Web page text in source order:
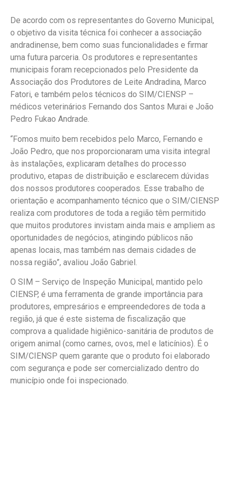
De acordo com os representantes do Governo Municipal,
o objetivo da visita técnica foi conhecer a associação
andradinense, bem como suas funcionalidades e firmar
uma futura parceria. Os produtores e representantes
municipais foram recepcionados pelo Presidente da
Associação dos Produtores de Leite Andradina, Marco
Fatori, e também pelos técnicos do SIM/CIENSP –
médicos veterinários Fernando dos Santos Murai e João
Pedro Fukao Andrade.
“Fomos muito bem recebidos pelo Marco, Fernando e
João Pedro, que nos proporcionaram uma visita integral
às instalações, explicaram detalhes do processo
produtivo, etapas de distribuição e esclarecem dúvidas
dos nossos produtores cooperados. Esse trabalho de
orientação e acompanhamento técnico que o SIM/CIENSP
realiza com produtores de toda a região têm permitido
que muitos produtores invistam ainda mais e ampliem as
oportunidades de negócios, atingindo públicos não
apenas locais, mas também nas demais cidades de
nossa região”, avaliou João Gabriel.
O SIM – Serviço de Inspeção Municipal, mantido pelo
CIENSP, é uma ferramenta de grande importância para
produtores, empresários e empreendedores de toda a
região, já que é este sistema de fiscalização que
comprova a qualidade higiênico-sanitária de produtos de
origem animal (como carnes, ovos, mel e laticínios). É o
SIM/CIENSP quem garante que o produto foi elaborado
com segurança e pode ser comercializado dentro do
município onde foi inspecionado.